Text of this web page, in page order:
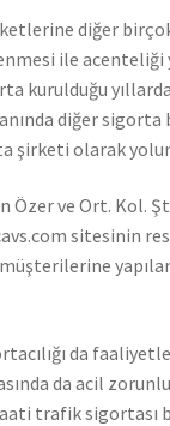
diğer
ile acenteliği
kurulduğu
diğer
şirketi olarak
ve Ort. Kol.
sitesinin
da
da acil
trafik sigortası